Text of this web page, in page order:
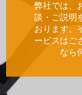
弊社では、
談・ご説明
おります。
ービスはご
なら